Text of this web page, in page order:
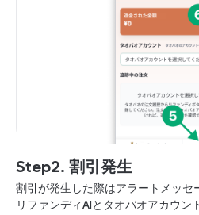
Step2. 割引発生
割引が発生した際はアラートメッセ
リファンディAIとタオバオアカウン